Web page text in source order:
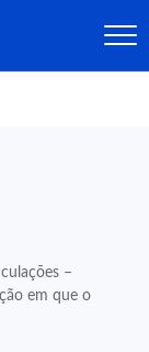
–
em que o